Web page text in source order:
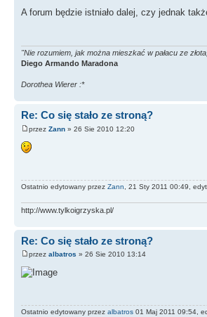
A forum będzie istniało dalej, czy jednak
"Nie rozumiem, jak można mieszkać w pałacu ze
Diego Armando Maradona
Dorothea Wierer :*
Re: Co się stało ze stroną?
przez Zann » 26 Sie 2010 12:20
Ostatnio edytowany przez Zann , 21 Sty 2011 00:49,
http://www.tylkoigrzyska.pl/
Re: Co się stało ze stroną?
przez albatros » 26 Sie 2010 13:14
Ostatnio edytowany przez albatros 01 Maj 2011 09:54,